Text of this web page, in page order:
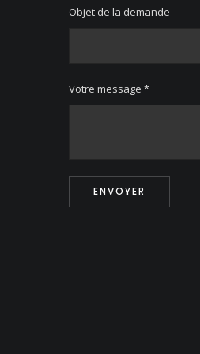
Objet de la demande
Votre message *
ENVOYER